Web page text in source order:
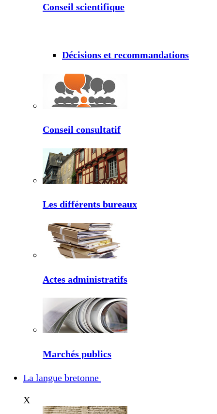
Conseil scientifique
Décisions et recommandations
Conseil consultatif
Les différents bureaux
Actes administratifs
Marchés publics
La langue bretonne
X